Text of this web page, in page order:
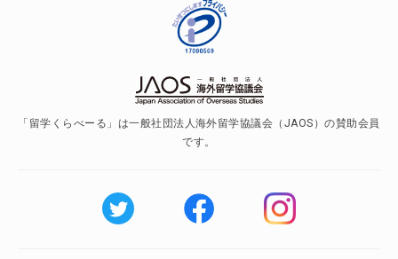
「留学くらべーる」は一般社団法人海外留学協議会（JAOS）の賛助会員
です。